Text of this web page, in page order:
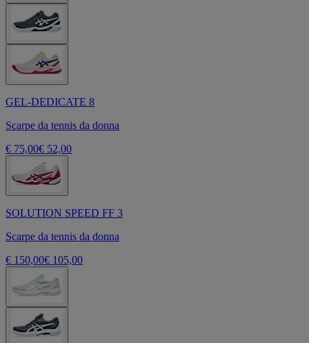
GEL-DEDICATE 8
Scarpe da tennis da donna
€ 75,00€ 52,00
SOLUTION SPEED FF 3
Scarpe da tennis da donna
€ 150,00€ 105,00